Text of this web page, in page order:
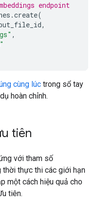
endpoint
.create(
,
,
cùng lúc trong sổ tay
hoàn chỉnh.
tiên
với tham số
thời thực thi các giới hạn
một cách hiệu quả cho
tiên.